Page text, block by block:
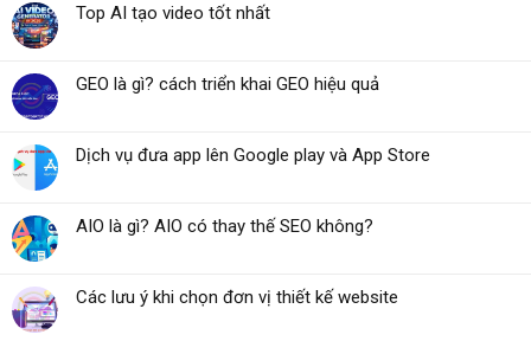
Top AI tạo video tốt nhất
GEO là gì? cách triển khai GEO hiệu quả
Dịch vụ đưa app lên Google play và App Store
AIO là gì? AIO có thay thế SEO không?
Các lưu ý khi chọn đơn vị thiết kế website